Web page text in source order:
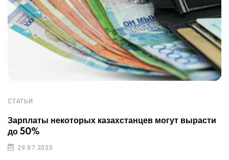
СТАТЬИ
Зарплаты некоторых казахстанцев могут вырасти
до 50%
29.07.2025